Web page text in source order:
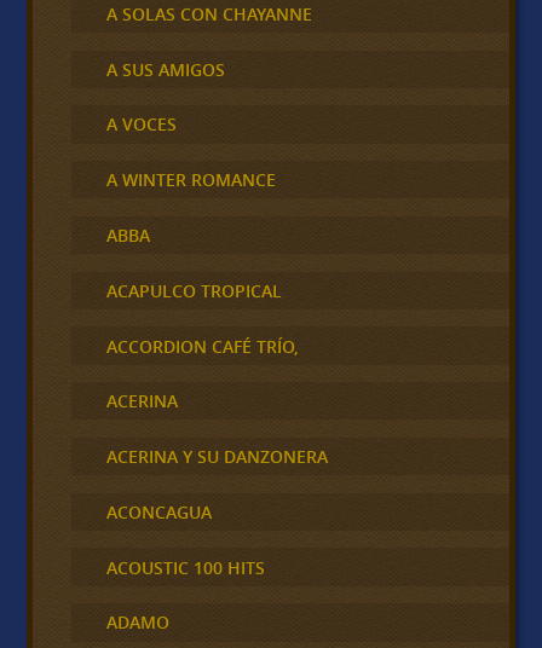
A SOLAS CON CHAYANNE
A SUS AMIGOS
A VOCES
A WINTER ROMANCE
ABBA
ACAPULCO TROPICAL
ACCORDION CAFÉ TRÍO,
ACERINA
ACERINA Y SU DANZONERA
ACONCAGUA
ACOUSTIC 100 HITS
ADAMO